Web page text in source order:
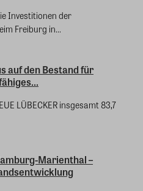
Investitionen der
Freiburg in...
auf den Bestand für
LÜBECKER insgesamt 83,7
Marienthal –